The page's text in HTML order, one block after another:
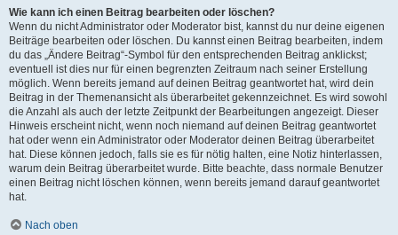
Wie kann ich einen Beitrag bearbeiten oder löschen?
Wenn du nicht Administrator oder Moderator bist, kannst du nur deine eigenen
Beiträge bearbeiten oder löschen. Du kannst einen Beitrag bearbeiten, indem
du das „Ändere Beitrag“-Symbol für den entsprechenden Beitrag anklickst;
eventuell ist dies nur für einen begrenzten Zeitraum nach seiner Erstellung
möglich. Wenn bereits jemand auf deinen Beitrag geantwortet hat, wird dein
Beitrag in der Themenansicht als überarbeitet gekennzeichnet. Es wird sowohl
die Anzahl als auch der letzte Zeitpunkt der Bearbeitungen angezeigt. Dieser
Hinweis erscheint nicht, wenn noch niemand auf deinen Beitrag geantwortet
hat oder wenn ein Administrator oder Moderator deinen Beitrag überarbeitet
hat. Diese können jedoch, falls sie es für nötig halten, eine Notiz hinterlassen,
warum dein Beitrag überarbeitet wurde. Bitte beachte, dass normale Benutzer
einen Beitrag nicht löschen können, wenn bereits jemand darauf geantwortet
hat.
Nach oben